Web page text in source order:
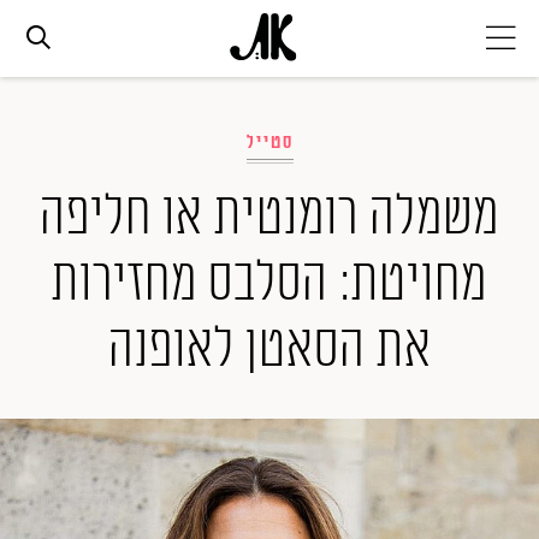
אופנה
ביוטי
סלבס
ערוצים נוספים
המגזין
סטייל
משמלה רומנטית או חליפה
מחויטת: הסלבס מחזירות
את הסאטן לאופנה